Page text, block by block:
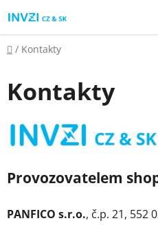
na
obsah
Domů
/ Kontakty
Kontakty
Provozovatelem
PANFICO s.r.o., č.p. 21, 552